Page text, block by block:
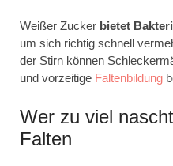
Weißer Zucker bietet
um sich richtig schnell
der Stirn können
und vorzeitige Faltenbildung
Wer zu viel
Falten